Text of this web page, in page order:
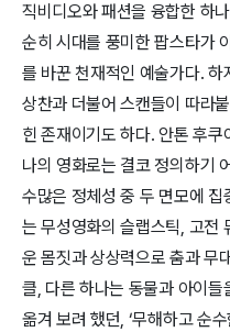
직비디오와 패션을 융합한 하
순히 시대를 풍미한 팝스타가
를 바꾼 천재적인 예술가다.
상찬과 더불어 스캔들이 따라
힌 존재이기도 하다. 안톤 후쿠
나의 영화로는 결코 정의하기
수많은 정체성 중 두 면모에
는 무성영화의 슬랩스틱, 고전
운 몸짓과 상상력으로 춤과 무
클, 다른 하나는 동물과 아이
옮겨 보려 했던, ‘무해하고 순